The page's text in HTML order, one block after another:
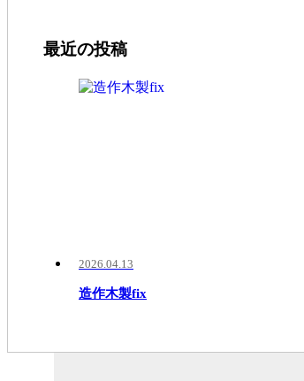
最近の投稿
2026.04.13
造作木製fix